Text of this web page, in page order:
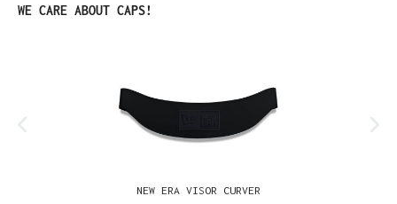
Produktgalerie überspringen
WE CARE ABOUT CAPS!
NEW ERA VISOR CURVER